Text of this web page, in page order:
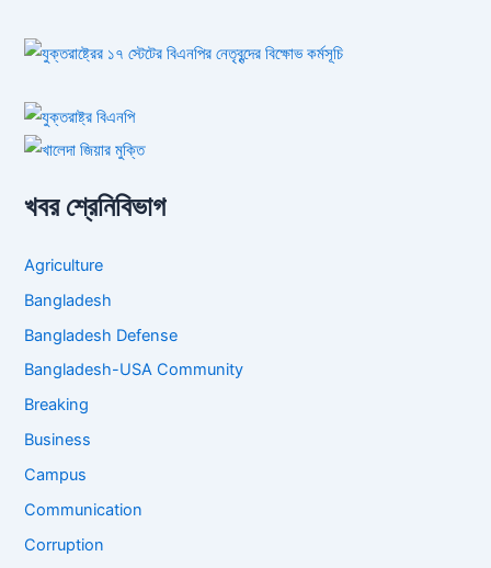
খবর শ্রেনিবিভাগ
Agriculture
Bangladesh
Bangladesh Defense
Bangladesh-USA Community
Breaking
Business
Campus
Communication
Corruption